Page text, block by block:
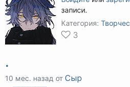
записи.
Категория:
3
.
10 мес. назад от Сыр